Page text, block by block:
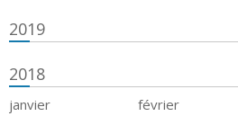
2019
2018
janvier février